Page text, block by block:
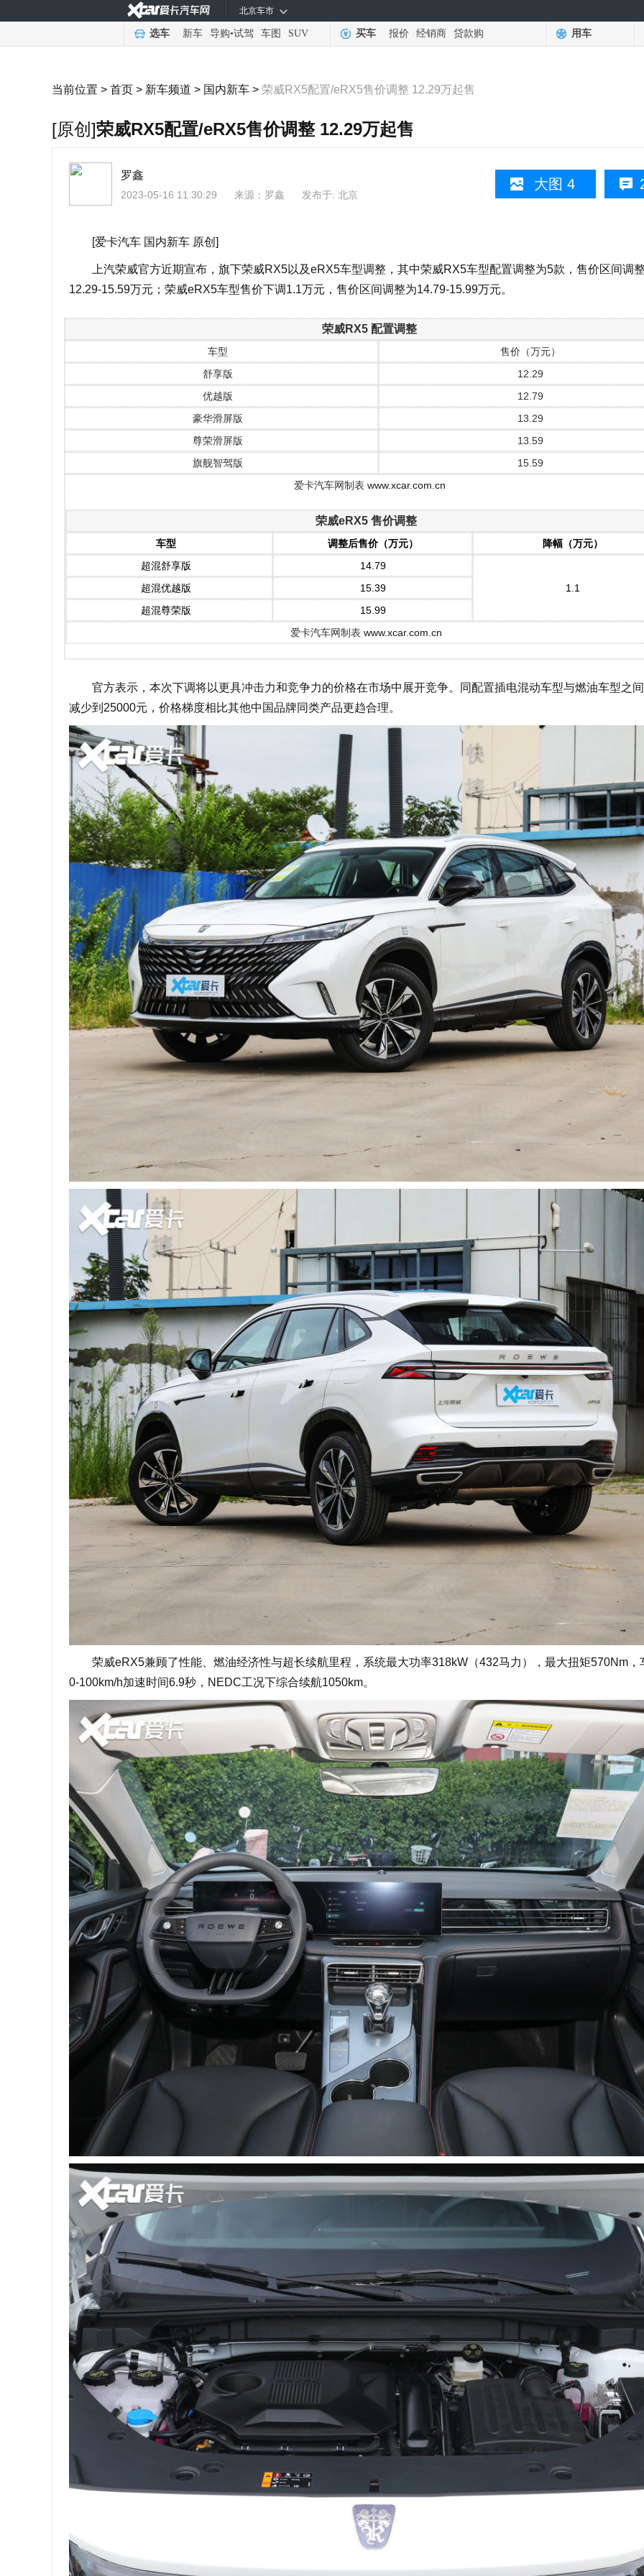
北京车市
选车 新车 导购•试驾 车图 SUV 买车 报价 经销商 贷款购 用车
当前位置 > 首页 > 新车频道 > 国内新车 > 荣威RX5配置/eRX5售价调整 12.29万起售
[原创]荣威RX5配置/eRX5售价调整 12.29万起售
大图 4
罗鑫
2023-05-16 11:30:29 来源： 罗鑫 发布于: 北京
[爱卡汽车 国内新车 原创]
上汽荣威官方近期宣布，旗下荣威RX5以及eRX5车型调整，其中荣威RX5车型配置调整为5款，售价区间调
12.29-15.59万元；荣威eRX5车型售价下调1.1万元，售价区间调整为14.79-15.99万元。
荣威RX5 配置调整
车型
售价（万元）
舒享版
12.29
优越版
12.79
豪华滑屏版
13.29
尊荣滑屏版
13.59
旗舰智驾版
15.59
爱卡汽车网制表 www.xcar.com.cn
荣威eRX5 售价调整
车型 调整后售价（万元）
降幅（万元）
超混舒享版
14.79
1.1
超混优越版
15.39
超混尊荣版
15.99
爱卡汽车网制表 www.xcar.com.cn
官方表示，本次下调将以更具冲击力和竞争力的价格在市场中展开竞争。同配置插电混动车型与燃油车型之
减少到25000元，价格梯度相比其他中国品牌同类产品更趋合理。
荣威eRX5兼顾了性能、燃油经济性与超长续航里程，系统最大功率318kW（432马力），最大扭矩570Nm，
0-100km/h加速时间6.9秒，NEDC工况下综合续航1050km。